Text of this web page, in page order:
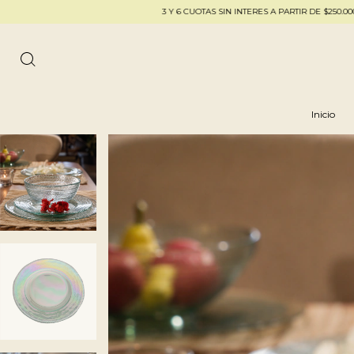
3 Y 6 CUOTAS SIN INTERES A PARTIR DE $250.000 - 20% OFF
Inicio